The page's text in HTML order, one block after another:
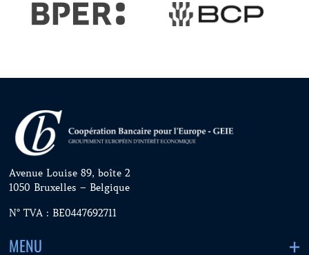
Avenue Louise 89, boîte 2
1050 Bruxelles – Belgique
N° TVA : BE0447692711
MENU